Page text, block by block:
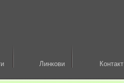
Линкови Контакт